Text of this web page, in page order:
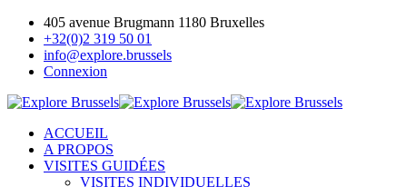
405 avenue Brugmann 1180 Bruxelles
+32(0)2 319 50 01
info@explore.brussels
Connexion
ACCUEIL
A PROPOS
VISITES GUIDÉES
VISITES INDIVIDUELLES